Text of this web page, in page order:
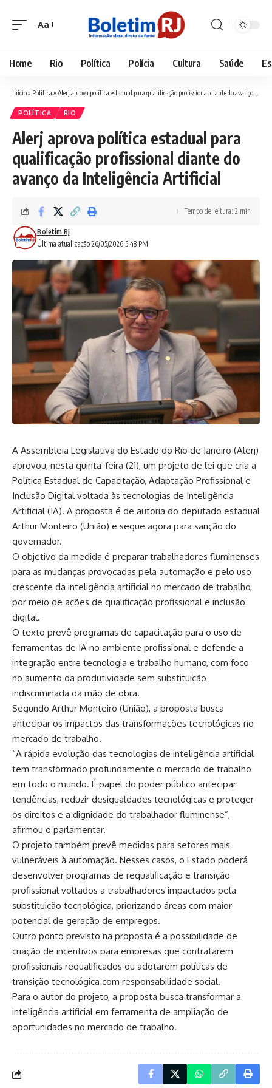
Font
Aa
Home Rio Política Polícia Cultura Saúde
Início» Política » Alerj aprova política estadual para qualificação profissional diante do avanço da Inteligência Artificial
POLÍTICA RIO
Alerj aprova política estadual para
qualificação profissional diante do
avanço da Inteligência Artificial
Última atualização 26/05/2026 5:48 PM
Boletim RJ
Tempo de leitura: 2 min
A Assembleia Legislativa do Estado do Rio de Janeiro (Alerj)
aprovou, nesta quinta-feira (21), um projeto de lei que cria a
Política Estadual de Capacitação, Adaptação Profissional e
Inclusão Digital voltada às tecnologias de Inteligência
Artificial (IA). A proposta é de autoria do deputado estadual
Arthur Monteiro (União) e segue agora para sanção do
governador.
O objetivo da medida é preparar trabalhadores fluminenses
para as mudanças provocadas pela automação e pelo uso
crescente da inteligência artificial no mercado de trabalho,
por meio de ações de qualificação profissional e inclusão
digital.
O texto prevê programas de capacitação para o uso de
ferramentas de IA no ambiente profissional e defende a
integração entre tecnologia e trabalho humano, com foco
no aumento da produtividade sem substituição
indiscriminada da mão de obra.
Segundo Arthur Monteiro (União), a proposta busca
antecipar os impactos das transformações tecnológicas no
mercado de trabalho.
“A rápida evolução das tecnologias de inteligência artificial
tem transformado profundamente o mercado de trabalho
em todo o mundo. É papel do poder público antecipar
tendências, reduzir desigualdades tecnológicas e proteger
os direitos e a dignidade do trabalhador fluminense”,
afirmou o parlamentar.
O projeto também prevê medidas para setores mais
vulneráveis à automação. Nesses casos, o Estado poderá
desenvolver programas de requalificação e transição
profissional voltados a trabalhadores impactados pela
substituição tecnológica, priorizando áreas com maior
potencial de geração de empregos.
Outro ponto previsto na proposta é a possibilidade de
criação de incentivos para empresas que contratarem
profissionais requalificados ou adotarem políticas de
transição tecnológica com responsabilidade social.
Para o autor do projeto, a proposta busca transformar a
inteligência artificial em ferramenta de ampliação de
oportunidades no mercado de trabalho.